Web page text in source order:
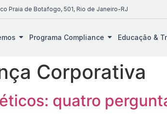
Praia de Botafogo, 501, Rio de Janeiro-RJ
Programa Compliance Educação &
Corporativa
quatro